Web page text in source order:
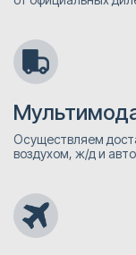
Осуществляем
воздухом, ж/д и